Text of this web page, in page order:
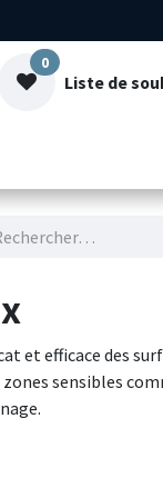
0
Liste de
et efficace des
sensibles
et de fibres
ni soulever de